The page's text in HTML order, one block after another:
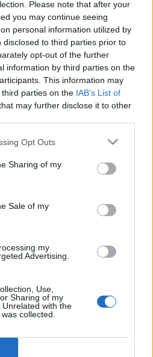
Please note that after your
you may continue seeing
personal information utilized by
to third parties prior to
opt-out of the further
information by third parties on the
This information may
parties on the IAB’s List of
may further disclose it to other
Opt Outs
Sharing of my
Sale of my
my
Advertising.
Use,
Sharing of my
with the
collected.
ΕΠΌΜΕΝΟ ΆΡΘΡΟ
Τέμπη: Βγήκαν από την
Εντατική δύο τραυματίες
Στους δρόμους το
Σαββατοκύριακο οι